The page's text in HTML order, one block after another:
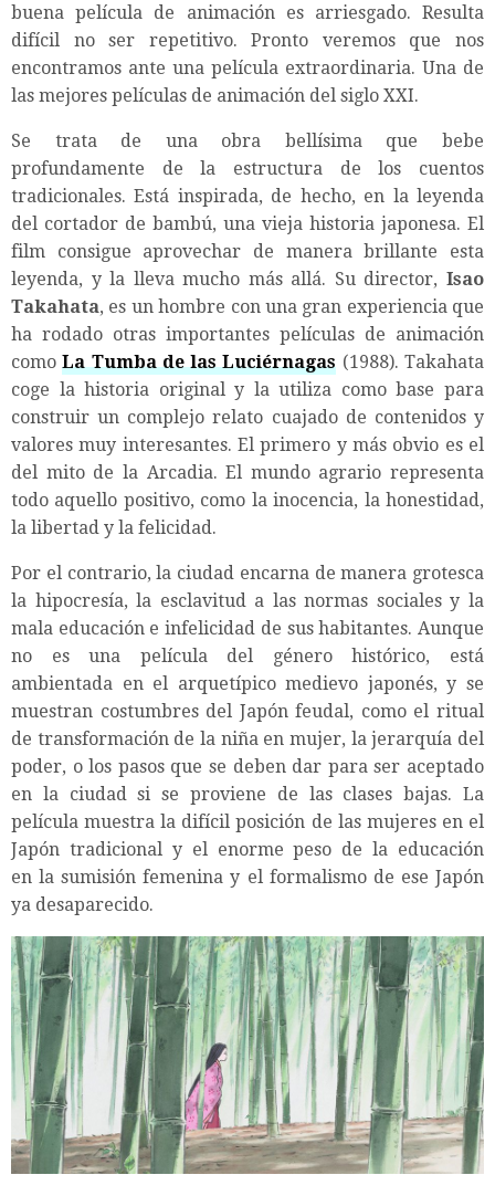
buena película de animación es arriesgado. Resulta
difícil no ser repetitivo. Pronto veremos que nos
encontramos ante una película extraordinaria. Una de
las mejores películas de animación del siglo XXI.
Se trata de una obra bellísima que bebe
profundamente de la estructura de los cuentos
tradicionales. Está inspirada, de hecho, en la leyenda
del cortador de bambú, una vieja historia japonesa. El
film consigue aprovechar de manera brillante esta
leyenda, y la lleva mucho más allá. Su director, Isao
Takahata, es un hombre con una gran experiencia que
ha rodado otras importantes películas de animación
comoLa Tumba de las Luciérnagas (1988). Takahata
coge la historia original y la utiliza como base para
construir un complejo relato cuajado de contenidos y
valores muy interesantes. El primero y más obvio es el
del mito de la Arcadia. El mundo agrario representa
todo aquello positivo, como la inocencia, la honestidad,
la libertad y la felicidad.
Por el contrario, la ciudad encarna de manera grotesca
la hipocresía, la esclavitud a las normas sociales y la
mala educación e infelicidad de sus habitantes. Aunque
no es una película del género histórico, está
ambientada en el arquetípico medievo japonés, y se
muestran costumbres del Japón feudal, como el ritual
de transformación de la niña en mujer, la jerarquía del
poder, o los pasos que se deben dar para ser aceptado
en la ciudad si se proviene de las clases bajas. La
película muestra la difícil posición de las mujeres en el
Japón tradicional y el enorme peso de la educación
en la sumisión femenina y el formalismo de ese Japón
ya desaparecido.